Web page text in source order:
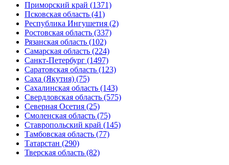
Приморский край (1371)
Псковская область (41)
Республика Ингушетия (2)
Ростовская область (337)
Рязанская область (102)
Самарская область (224)
Санкт-Петербург (1497)
Саратовская область (123)
Саха (Якутия) (75)
Сахалинская область (143)
Свердловская область (575)
Северная Осетия (25)
Смоленская область (75)
Ставропольский край (145)
Тамбовская область (77)
Татарстан (290)
Тверская область (82)